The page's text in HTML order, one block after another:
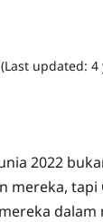
updated: 4
2022
mereka,
dalam